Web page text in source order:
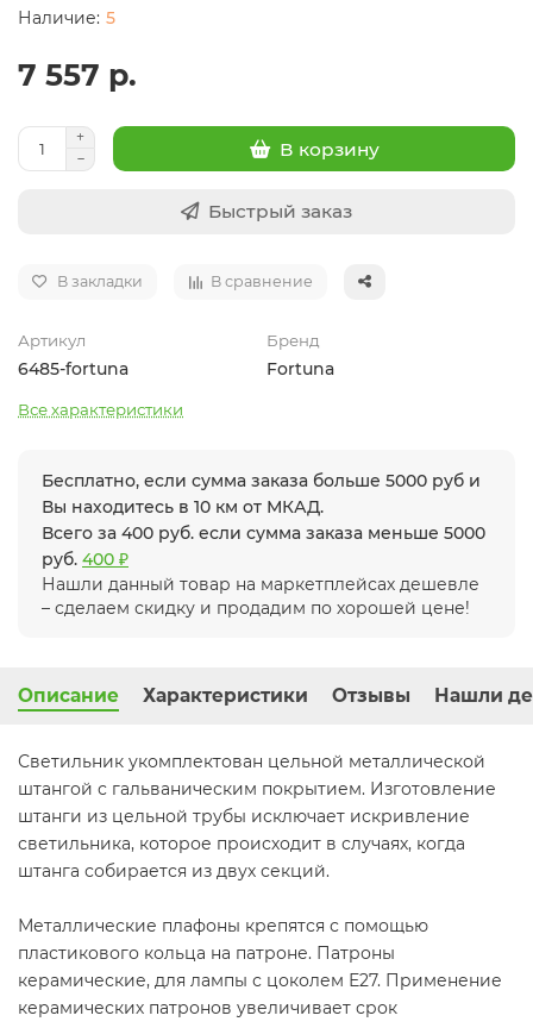
5
7 557 р.
В корзину
Быстрый заказ
В закладки В сравнение
Артикул
6485-fortuna
Бренд
Fortuna
Все характеристики
Бесплатно, если сумма заказа больше 5000 руб и
Вы находитесь в 10 км от МКАД.
Всего за 400 руб. если сумма заказа меньше 5000
руб. 400 ₽
Нашли данный товар на маркетплейсах дешевле
– сделаем скидку и продадим по хорошей цене!
Описание Характеристики Отзывы Нашли
Светильник укомплектован цельной металлической
штангой с гальваническим покрытием. Изготовление
штанги из цельной трубы исключает искривление
светильника, которое происходит в случаях, когда
штанга собирается из двух секций.
Металлические плафоны крепятся с помощью
пластикового кольца на патроне. Патроны
керамические, для лампы с цоколем Е27. Применение
керамических патронов увеличивает срок